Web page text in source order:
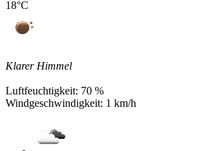
18°C
Klarer Himmel
Luftfeuchtigkeit: 70 %
Windgeschwindigkeit: 1 km/h